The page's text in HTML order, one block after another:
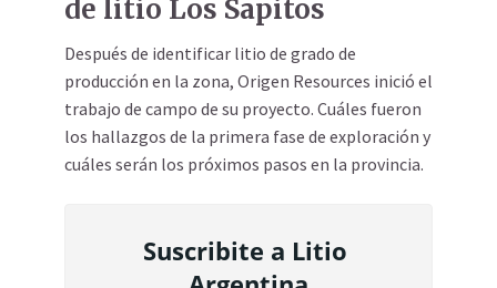
de litio Los Sapitos
Después de identificar litio de grado de
producción en la zona, Origen Resources inició el
trabajo de campo de su proyecto. Cuáles fueron
los hallazgos de la primera fase de exploración y
cuáles serán los próximos pasos en la provincia.
Suscribite a Litio